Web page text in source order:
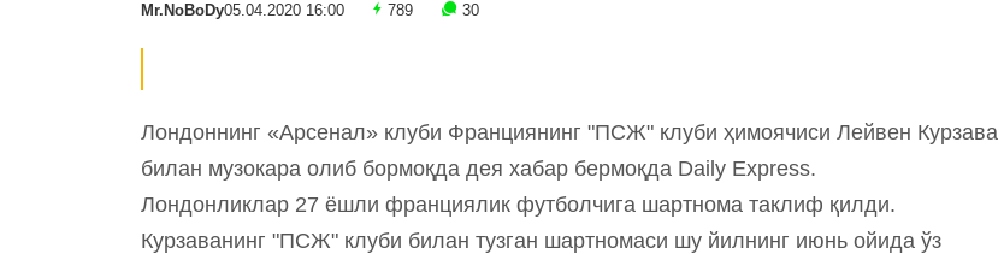
Mr.NoBoDy05.04.2020 16:00 789 30
Лондоннинг «Арсенал» клуби Франциянинг "ПСЖ" клуби ҳимоячиси Лейвен Курзава
билан музокара олиб бормоқда дея хабар бермоқда Daily Express.
Лондонликлар 27 ёшли франциялик футболчига шартнома таклиф қилди.
Курзаванинг "ПСЖ" клуби билан тузган шартномаси шу йилнинг июнь ойида ўз